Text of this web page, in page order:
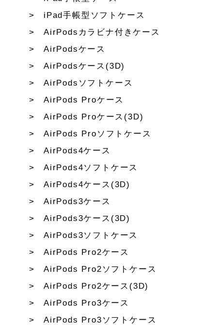
iPad手帳型ソフトケース
AirPodsカラビナ付きケース
AirPodsケース
AirPodsケース(3D)
AirPodsソフトケース
AirPods Proケース
AirPods Proケース(3D)
AirPods Proソフトケース
AirPods4ケース
AirPods4ソフトケース
AirPods4ケース(3D)
AirPods3ケース
AirPods3ケース(3D)
AirPods3ソフトケース
AirPods Pro2ケース
AirPods Pro2ソフトケース
AirPods Pro2ケース(3D)
AirPods Pro3ケース
AirPods Pro3ソフトケース